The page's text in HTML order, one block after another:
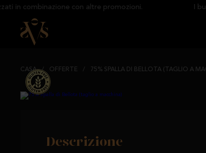
combinazione con altre promozioni. I
CASA / OFFERTE / 75% SPALLA DI BELLOTA (TAGLIO A
Descrizione